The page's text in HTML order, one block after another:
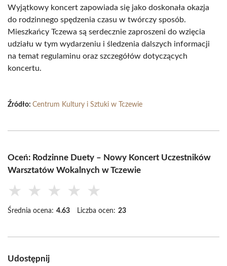
Wyjątkowy koncert zapowiada się jako doskonała okazja
do rodzinnego spędzenia czasu w twórczy sposób.
Mieszkańcy Tczewa są serdecznie zaproszeni do wzięcia
udziału w tym wydarzeniu i śledzenia dalszych informacji
na temat regulaminu oraz szczegółów dotyczących
koncertu.
Źródło: Centrum Kultury i Sztuki w Tczewie
Oceń: Rodzinne Duety – Nowy Koncert Uczestników
Warsztatów Wokalnych w Tczewie
★ ★ ★ ★ ★
Średnia ocena: 4.63 Liczba ocen: 23
Udostępnij